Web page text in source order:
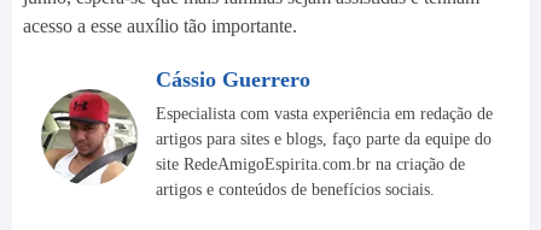
acesso a esse auxílio tão importante.
Cássio Guerrero
Especialista com vasta experiência em redação de
artigos para sites e blogs, faço parte da equipe do
site RedeAmigoEspirita.com.br na criação de
artigos e conteúdos de benefícios sociais.